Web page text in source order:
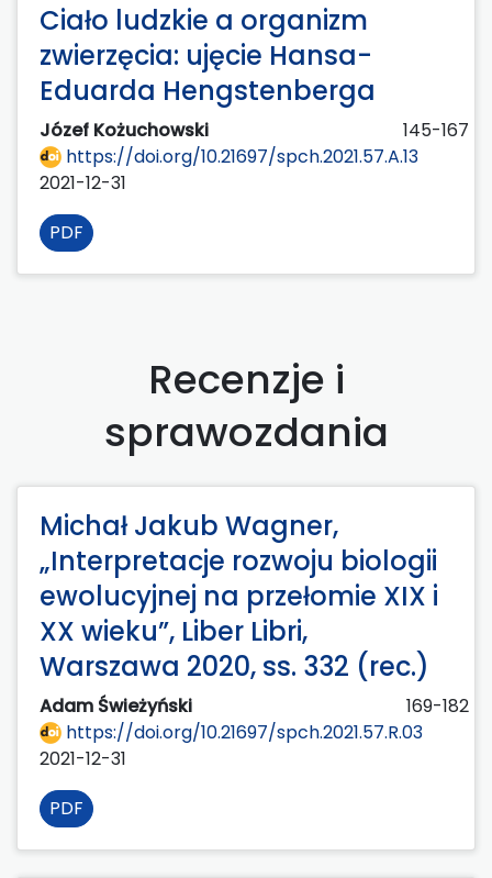
Ciało ludzkie a organizm
zwierzęcia: ujęcie Hansa-
Eduarda Hengstenberga
Józef Kożuchowski
145-167
https://doi.org/10.21697/spch.2021.57.A.13
2021-12-31
PDF
Recenzje i
sprawozdania
Michał Jakub Wagner,
„Interpretacje rozwoju biologii
ewolucyjnej na przełomie XIX i
XX wieku”, Liber Libri,
Warszawa 2020, ss. 332 (rec.)
Adam Świeżyński
169-182
https://doi.org/10.21697/spch.2021.57.R.03
2021-12-31
PDF